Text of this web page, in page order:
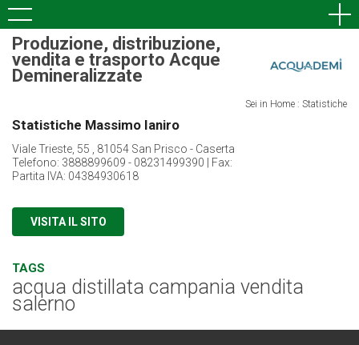
Produzione, distribuzione,
vendita e trasporto Acque
Demineralizzate
Sei in Home : Statistiche
Statistiche Massimo Ianiro
Viale Trieste, 55 , 81054 San Prisco - Caserta
Telefono: 3888899609 - 08231499390 | Fax:
Partita IVA: 04384930618
VISITA IL SITO
TAGS
acqua distillata campania vendita
salerno